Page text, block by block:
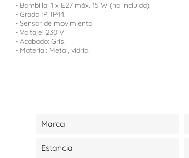
- Bombilla: 1 x E27 máx. 15 W (no incluida).
- Grado IP: IP44.
- Sensor de movimiento.
- Voltaje: 230 V
- Acabado: Gris.
- Material: Metal, vidrio.
Marca
Estancia